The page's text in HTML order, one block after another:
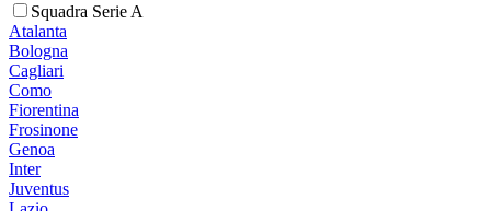
Squadra Serie A
Atalanta
Bologna
Cagliari
Como
Fiorentina
Frosinone
Genoa
Inter
Juventus